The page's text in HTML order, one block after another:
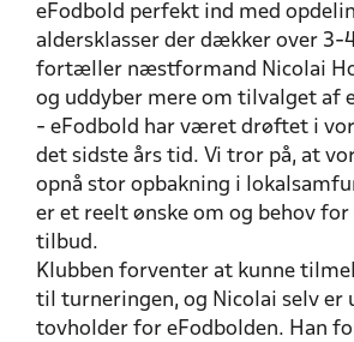
eFodbold perfekt ind med
aldersklasser der dækker over 3-
fortæller næstformand Nicolai
og uddyber mere om tilvalget af
- eFodbold har været drøftet i
det sidste års tid. Vi tror på, at
opnå stor opbakning i
er et reelt ønske om og behov
tilbud.
Klubben forventer at kunne
til turneringen, og Nicolai selv er
tovholder for eFodbolden. Han